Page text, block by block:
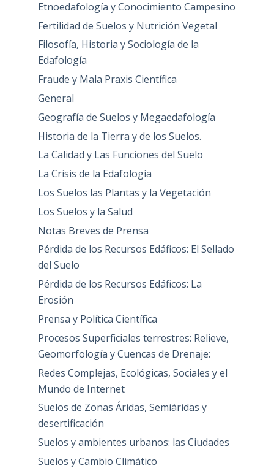
Etnoedafología y Conocimiento Campesino
Fertilidad de Suelos y Nutrición Vegetal
Filosofía, Historia y Sociología de la
Edafología
Fraude y Mala Praxis Científica
General
Geografía de Suelos y Megaedafología
Historia de la Tierra y de los Suelos.
La Calidad y Las Funciones del Suelo
La Crisis de la Edafología
Los Suelos las Plantas y la Vegetación
Los Suelos y la Salud
Notas Breves de Prensa
Pérdida de los Recursos Edáficos: El Sellado
del Suelo
Pérdida de los Recursos Edáficos: La
Erosión
Prensa y Política Científica
Procesos Superficiales terrestres: Relieve,
Geomorfología y Cuencas de Drenaje:
Redes Complejas, Ecológicas, Sociales y el
Mundo de Internet
Suelos de Zonas Áridas, Semiáridas y
desertificación
Suelos y ambientes urbanos: las Ciudades
Suelos y Cambio Climático